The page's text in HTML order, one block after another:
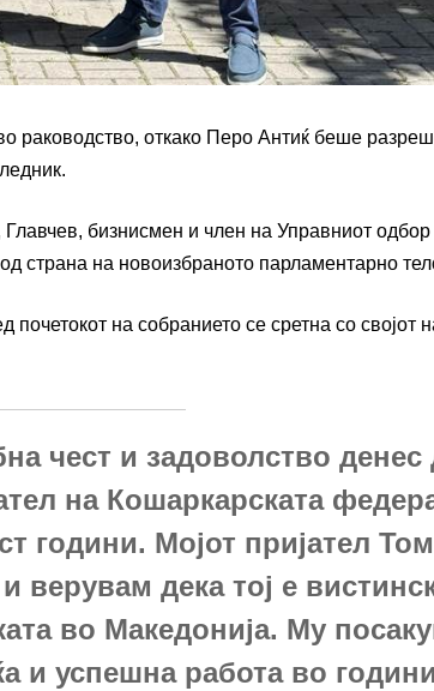
раководство, откако Перо Антиќ беше
бизнисмен и член на Управниот
страна на новоизбраното парламентарно
на собранието се сретна со својот
чест и задоволство денес
на Кошаркарската
години. Мојот пријател
верувам дека тој е
во Македонија. Му
и успешна работа во